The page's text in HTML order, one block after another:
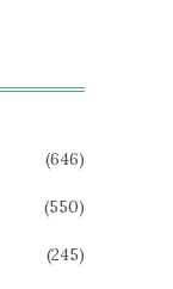
(646)
(550)
(245)